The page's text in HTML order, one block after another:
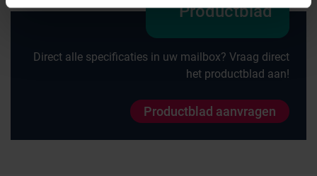
Productblad
Direct alle specificaties in uw mailbox? Vraag direct
het productblad aan!
Productblad aanvragen